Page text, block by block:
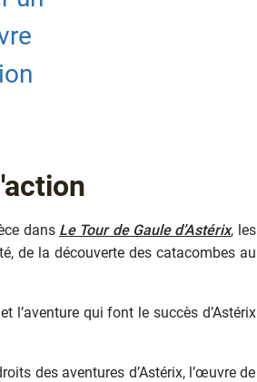
dans Le Tour de Gaule d’Astérix, les
de la découverte des catacombes au
l’aventure qui font le succès d’Astérix
des aventures d’Astérix, l’œuvre de